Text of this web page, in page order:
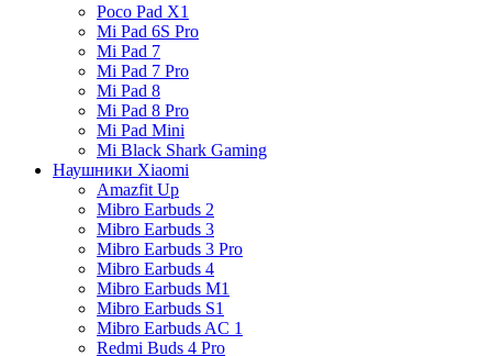
Poco Pad X1
Mi Pad 6S Pro
Mi Pad 7
Mi Pad 7 Pro
Mi Pad 8
Mi Pad 8 Pro
Mi Pad Mini
Mi Black Shark Gaming
Наушники Xiaomi
Amazfit Up
Mibro Earbuds 2
Mibro Earbuds 3
Mibro Earbuds 3 Pro
Mibro Earbuds 4
Mibro Earbuds M1
Mibro Earbuds S1
Mibro Earbuds AC 1
Redmi Buds 4 Pro